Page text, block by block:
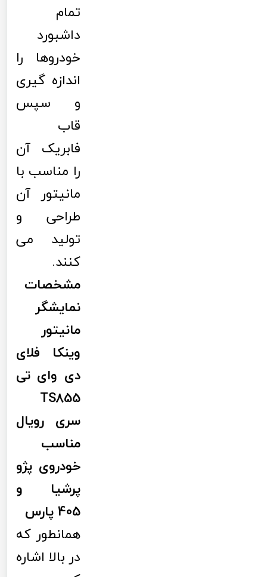
تمام
داشبورد
خودروها را
اندازه گیری
و سپس
قاب
فابریک آن
را مناسب با
مانیتور آن
طراحی و
تولید می
کنند.
مشخصات
نمایشگر
مانیتور
وینکا فلای
دی وای تی
TS855
سری رویال
مناسب
خودروی پژو
پرشیا و
405 پارس
همانطور که
در بالا اشاره